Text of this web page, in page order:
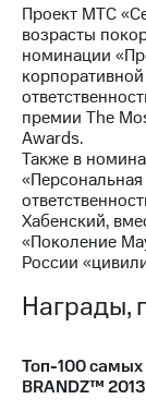
Проект МТС
возрасты
номинации
премии The
Awards.
Также в
Хабенский,
«Поколение
России
Награды,
Топ-100 самых
BRANDZ™ 2013